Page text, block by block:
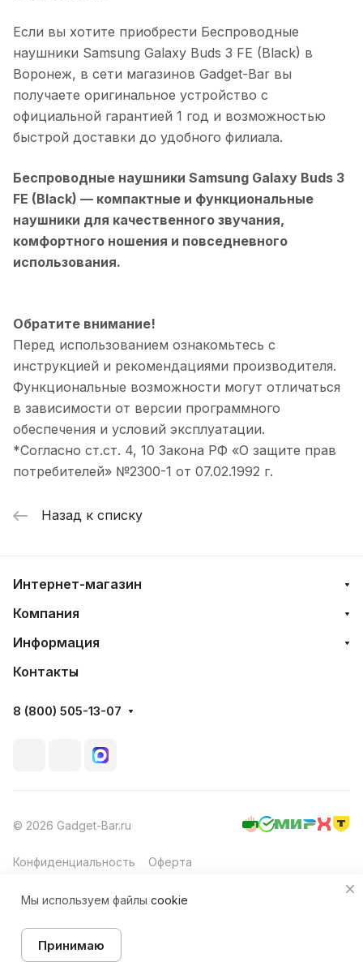
Если вы хотите приобрести Беспроводные
наушники Samsung Galaxy Buds 3 FE (Black) в
Воронеж, в сети магазинов Gadget-Bar вы
получаете оригинальное устройство с
официальной гарантией 1 год и возможностью
быстрой доставки до удобного филиала.
Беспроводные наушники Samsung Galaxy Buds 3
FE (Black) — компактные и функциональные
наушники для качественного звучания,
комфортного ношения и повседневного
использования.
Обратите внимание!
Перед использованием ознакомьтесь с
инструкцией и рекомендациями производителя.
Функциональные возможности могут отличаться
в зависимости от версии программного
обеспечения и условий эксплуатации.
*Согласно ст.ст. 4, 10 Закона РФ «О защите прав
потребителей» №2300-1 от 07.02.1992 г.
Назад к списку
Интернет-магазин
Компания
Информация
Контакты
8 (800) 505-13-07
© 2026 Gadget-Bar.ru
Конфиденциальность Оферта
Мы используем файлы cookie
Принимаю